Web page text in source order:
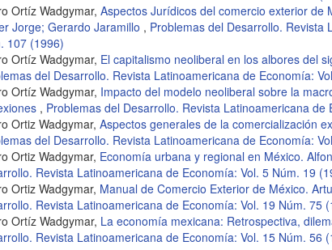
Ortíz Wadgymar, Aspectos Jurídicos del comercio exterior de
Jorge; Gerardo Jaramillo , Problemas del Desarrollo. Revista
107 (1996)
Ortíz Wadgymar, El capitalismo neoliberal en los albores del
del Desarrollo. Revista Latinoamericana de Economía:
Ortíz Wadgymar, Impacto del modelo neoliberal sobre la
, Problemas del Desarrollo. Revista Latinoamericana
Ortiz Wadgymar, Aspectos generales de la comercialización
del Desarrollo. Revista Latinoamericana de Economía:
Ortiz Wadgymar, Economía urbana y regional en México.
Revista Latinoamericana de Economía: Vol. 5 Núm. 19
Ortiz Wadgymar, Manual de Comercio Exterior de México.
Revista Latinoamericana de Economía: Vol. 19 Núm. 75
Ortíz Wadgymar, La economía mexicana: Retrospectiva,
Revista Latinoamericana de Economía: Vol. 15 Núm. 56